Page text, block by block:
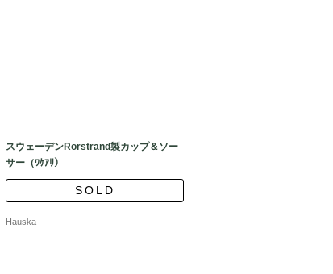
スウェーデンRörstrand製カップ＆ソー
サー（ﾜｹｱﾘ）
SOLD
Hauska